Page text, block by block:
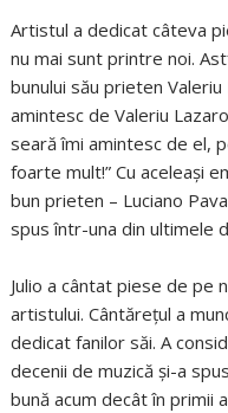
Artistul a dedicat câteva
nu mai sunt printre noi.
bunului său prieten
amintesc de Valeriu
seară îmi amintesc de el,
foarte mult!” Cu aceleaşi
bun prieten – Luciano
spus într-una din ultimele
Julio a cântat piese de pe
artistului. Cântăreţul a
dedicat fanilor săi. A
decenii de muzică şi-a
bună acum decât în primii